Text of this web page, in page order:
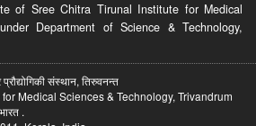
of Sree Chitra Tirunal Institute for Medical
Department of Science & Technology,
संस्थान, तिरुवनन्त
Medical Sciences & Technology, Trivandrum
.